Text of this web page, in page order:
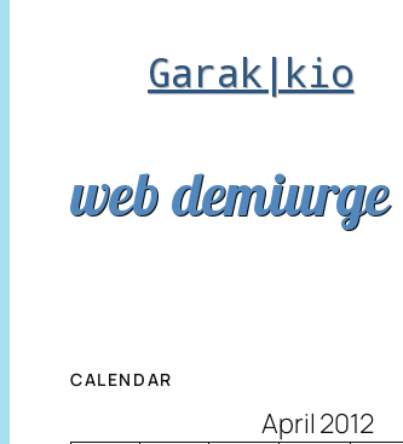
Garak|kio
web demiurge
CALENDAR
April 2012